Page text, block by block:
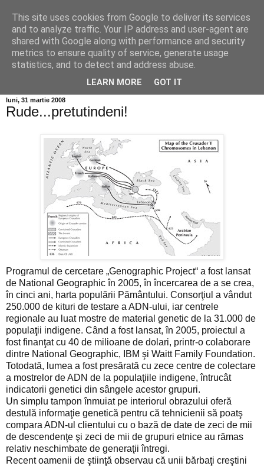
Info MILEANCA
BINE AȚI VENIT! *Jurnal online de informație și opinie;
Vineri 07 August, 2026
luni, 31 martie 2008
Rude...pretutindeni!
Programul de cercetare „Genographic Project“ a fost lansat
de National Geographic în 2005, în încercarea de a se crea,
în cinci ani, harta populării Pământului. Consorţiul a vândut
250.000 de kituri de testare a ADN-ului, iar centrele
regionale au luat mostre de material genetic de la 31.000 de
populaţii indigene. Când a fost lansat, în 2005, proiectul a
fost finanţat cu 40 de milioane de dolari, printr-o colaborare
dintre National Geographic, IBM şi Waitt Family Foundation.
Totodată, lumea a fost presărată cu zece centre de colectare
a mostrelor de ADN de la populaţiile indigene, întrucât
indicatorii genetici din sângele acestor grupuri.
Un simplu tampon înmuiat pe interiorul obrazului oferă
destulă informaţie genetică pentru că tehnicienii să poatş
compara ADN-ul clientului cu o bază de date de zeci de mii
de descendenţe şi zeci de mii de grupuri etnice au rămas
relativ neschimbate de generaţii întregi.
Recent oamenii de ştiinţă observau că unii bărbaţi creştini
This site uses cookies from Google to deliver its services
and to analyze traffic. Your IP address and user-agent are
shared with Google along with performance and security
metrics to ensure quality of service, generate usage
statistics, and to detect and address abuse.
LEARN MORE GOT IT